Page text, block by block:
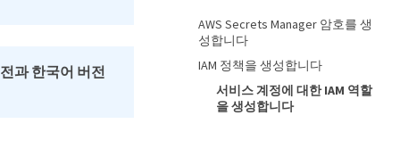
과 한국어 버전
AWS Secrets Manager 암호를 생
성합니다
IAM 정책을 생성합니다
서비스 계정에 대한 IAM 역할
을 생성합니다